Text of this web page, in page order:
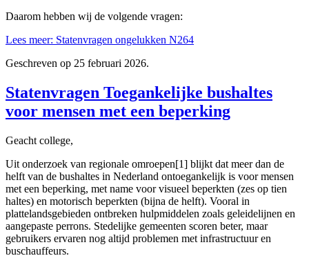
Daarom hebben wij de volgende vragen:
Lees meer: Statenvragen ongelukken N264
Geschreven op 25 februari 2026.
Statenvragen Toegankelijke bushaltes
voor mensen met een beperking
Geacht college,
Uit onderzoek van regionale omroepen[1] blijkt dat meer dan de
helft van de bushaltes in Nederland ontoegankelijk is voor mensen
met een beperking, met name voor visueel beperkten (zes op tien
haltes) en motorisch beperkten (bijna de helft). Vooral in
plattelandsgebieden ontbreken hulpmiddelen zoals geleidelijnen en
aangepaste perrons. Stedelijke gemeenten scoren beter, maar
gebruikers ervaren nog altijd problemen met infrastructuur en
buschauffeurs.